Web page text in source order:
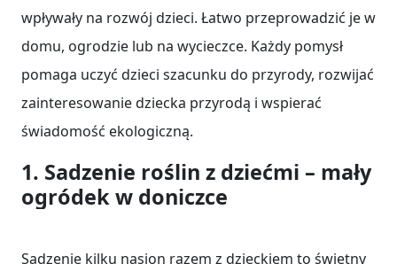
wpływały na rozwój dzieci. Łatwo przeprowadzić je w
domu, ogrodzie lub na wycieczce. Każdy pomysł
pomaga uczyć dzieci szacunku do przyrody, rozwijać
zainteresowanie dziecka przyrodą i wspierać
świadomość ekologiczną.
1. Sadzenie roślin z dziećmi – mały
ogródek w doniczce
Sadzenie kilku nasion razem z dzieckiem to świetny